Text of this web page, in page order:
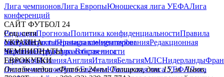
Лига чемпионовЛига ЕвропыЮношеская лига УЕФАЛига
конференций
САЙТ ФУТБОЛ 24
РедакцияПрогнозыПолитика конфиденциальностиПравила
сайтуКонтактыПравила комментированияРедакционная
политикаСтруктура собственности
Соц. сети
facebookxyoutubeinstagramtelegramviber
УКРАИНА
УкраинаПервая лигаВторая лига
ЧЕМПИОНАТЫ
ГерманияИспанияАнглияИталияБельгияМЛСНидерланды
ЕВРОКУБКИ
Лига чемпионовЛига ЕвропыЮношеская лига УЕФАЛига
Онлайн-медиа «Футбол 24»пл. Галицкая, дом. 15, м. Львов,